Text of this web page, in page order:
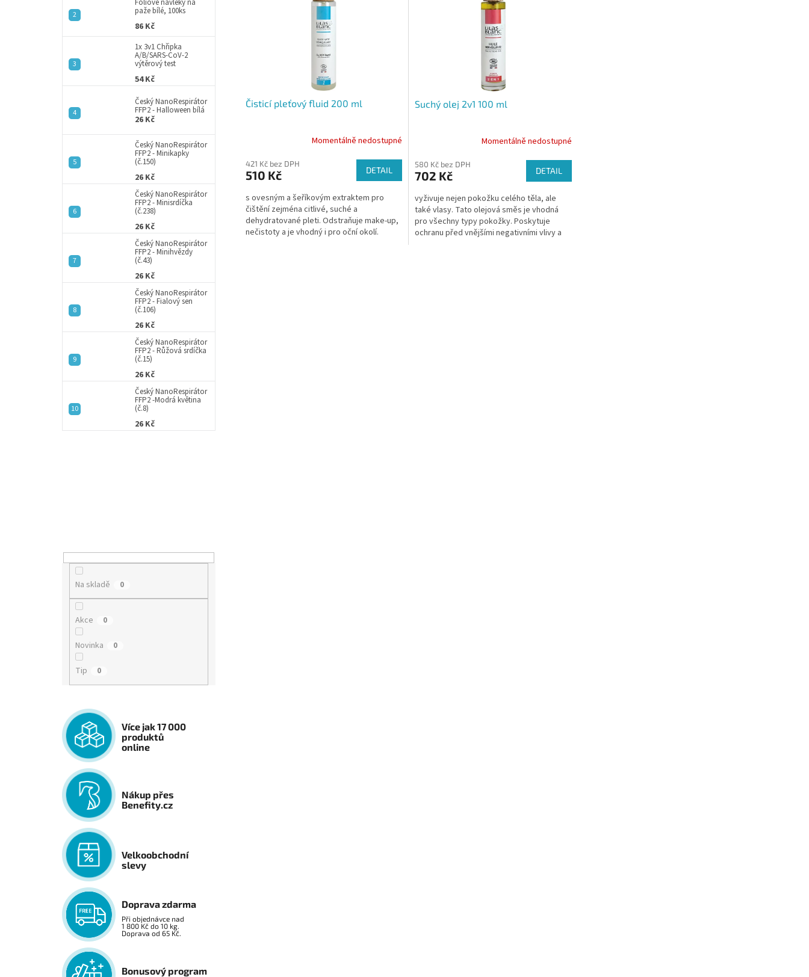
paže bílé, 100ks
86 Kč
1x 3v1 Chřipka
A/B/SARS-CoV-2
výtěrový test
54 Kč
Český NanoRespirátor
FFP2 - Halloween bílá
26 Kč
Český NanoRespirátor
FFP2 - Minikapky
(č.150)
26 Kč
Český NanoRespirátor
FFP2 - Minisrdíčka
(č.238)
26 Kč
Český NanoRespirátor
FFP2 - Minihvězdy
(č.43)
26 Kč
Český NanoRespirátor
FFP2 - Fialový sen
(č.106)
26 Kč
Český NanoRespirátor
FFP2 - Růžová srdíčka
(č.15)
26 Kč
Český NanoRespirátor
FFP2 -Modrá květina
(č.8)
26 Kč
Na skladě 0
Akce 0
Novinka 0
Tip 0
Více jak 17 000
produktů
online
Nákup přes
Benefity.cz
Velkoobchodní
slevy
Doprava zdarma
Při objednávce nad
1 800 Kč do 10 kg.
Doprava od 65 Kč.
Bonusový program
Čisticí pleťový fluid 200 ml
Momentálně nedostupné
421 Kč bez DPH
510 Kč DETAIL
s ovesným a šeříkovým extraktem pro
čištění zejména citlivé, suché a
dehydratované pleti. Odstraňuje make-up,
nečistoty a je vhodný i pro oční okolí.
Suchý olej 2v1 100 ml
Momentálně nedostupné
580 Kč bez DPH
702 Kč DETAIL
vyživuje nejen pokožku celého těla, ale
také vlasy. Tato olejová směs je vhodná
pro všechny typy pokožky. Poskytuje
ochranu před vnějšími negativními vlivy a